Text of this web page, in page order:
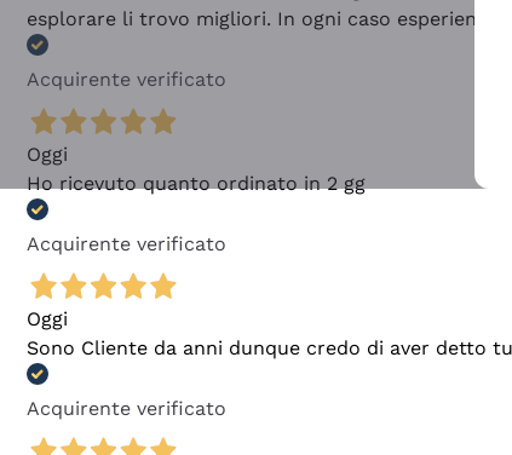
esplorare li trovo migliori. In ogni caso esperienza
Acquirente verificato
Oggi
Ho ricevuto quanto ordinato in 2 gg
Acquirente verificato
Oggi
Sono Cliente da anni dunque credo di aver detto
Acquirente verificato